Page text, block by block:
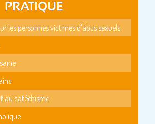
PRATIQUE
les personnes victimes d'abus sexuels
au catéchisme